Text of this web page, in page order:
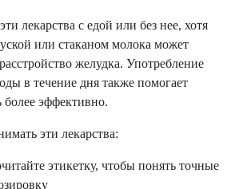
лекарства с едой или без нее, хотя
или стаканом молока может
желудка. Употребление
в течение дня также помогает
более эффективно.
эти лекарства:
этикетку, чтобы понять точные